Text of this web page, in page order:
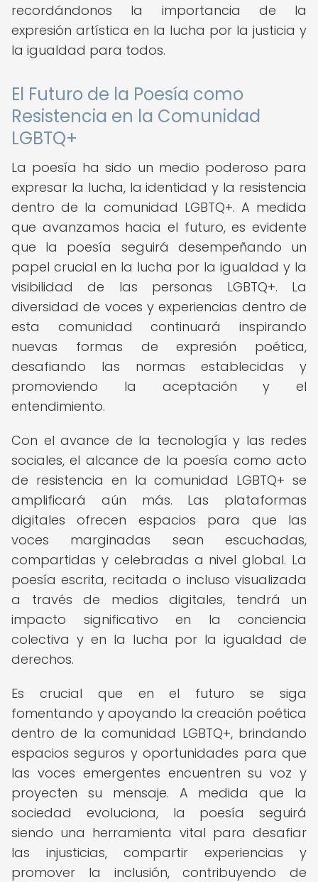
recordándonos la importancia de la
expresión artística en la lucha por la justicia y
la igualdad para todos.
El Futuro de la Poesía como
Resistencia en la Comunidad
LGBTQ+
La poesía ha sido un medio poderoso para
expresar la lucha, la identidad y la resistencia
dentro de la comunidad LGBTQ+. A medida
que avanzamos hacia el futuro, es evidente
que la poesía seguirá desempeñando un
papel crucial en la lucha por la igualdad y la
visibilidad de las personas LGBTQ+. La
diversidad de voces y experiencias dentro de
esta comunidad continuará inspirando
nuevas formas de expresión poética,
desafiando las normas establecidas y
promoviendo la aceptación y el
entendimiento.
Con el avance de la tecnología y las redes
sociales, el alcance de la poesía como acto
de resistencia en la comunidad LGBTQ+ se
amplificará aún más. Las plataformas
digitales ofrecen espacios para que las
voces marginadas sean escuchadas,
compartidas y celebradas a nivel global. La
poesía escrita, recitada o incluso visualizada
a través de medios digitales, tendrá un
impacto significativo en la conciencia
colectiva y en la lucha por la igualdad de
derechos.
Es crucial que en el futuro se siga
fomentando y apoyando la creación poética
dentro de la comunidad LGBTQ+, brindando
espacios seguros y oportunidades para que
las voces emergentes encuentren su voz y
proyecten su mensaje. A medida que la
sociedad evoluciona, la poesía seguirá
siendo una herramienta vital para desafiar
las injusticias, compartir experiencias y
promover la inclusión, contribuyendo de